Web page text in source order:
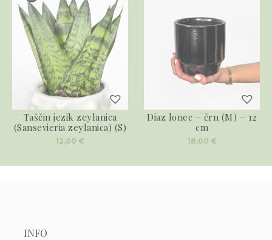
Taščin jezik zeylanica
(Sansevieria zeylanica) (S)
12,00 €
Diaz lonec – črn (M) – 12
cm
18,00 €
INFO